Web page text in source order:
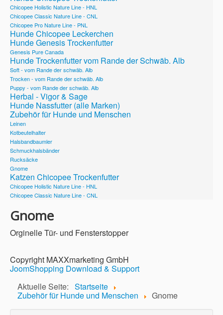
Chicopee Holistic Nature Line - HNL
Chicopee Classic Nature Line - CNL
Chicopee Pro Nature Line - PNL
Hunde Chicopee Leckerchen
Hunde Genesis Trockenfutter
Genesis Pure Canada
Hunde Trockenfutter vom Rande der Schwäb. Alb
Soft - vom Rande der schwäb. Alb
Trocken - vom Rande der schwäb. Alb
Puppy - vom Rande der schwäb. Alb
Herbal - Vigor & Sage
Hunde Nassfutter (alle Marken)
Zubehör für Hunde und Menschen
Leinen
Kotbeutelhalter
Halsbandbaumler
Schmuckhalsbänder
Rucksäcke
Gnome
Katzen Chicopee Trockenfutter
Chicopee Holistic Nature Line - HNL
Chicopee Classic Nature Line - CNL
Gnome
Orginelle Tür- und Fensterstopper
Copyright MAXXmarketing GmbH
JoomShopping Download & Support
Aktuelle Seite: Startseite
Zubehör für Hunde und Menschen Gnome